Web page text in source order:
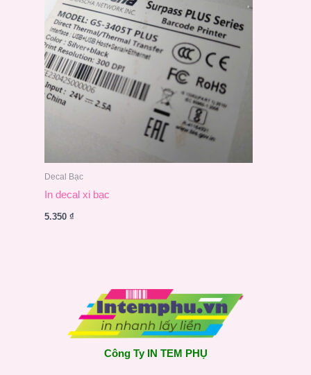
Decal Bạc
In decal xi bạc
5.350 ₫
Công Ty IN TEM PHỤ